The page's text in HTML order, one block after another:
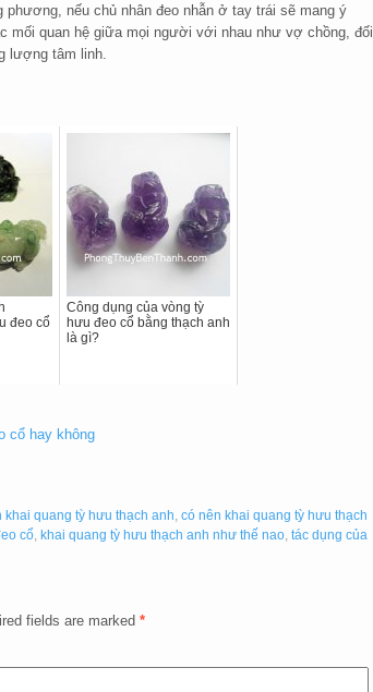
phương, nếu chủ nhân đeo nhẫn ở tay trái sẽ mang ý
mối quan hệ giữa mọi người với nhau như vợ chồng, đối
lượng tâm linh.
đeo cổ
Công dụng của vòng tỳ
hưu đeo cổ bằng thạch anh
là gì?
cổ hay không
khai quang tỳ hưu thạch anh, có nên khai quang tỳ hưu thạch
cổ, khai quang tỳ hưu thạch anh như thế nao, tác dụng của
fields are marked *